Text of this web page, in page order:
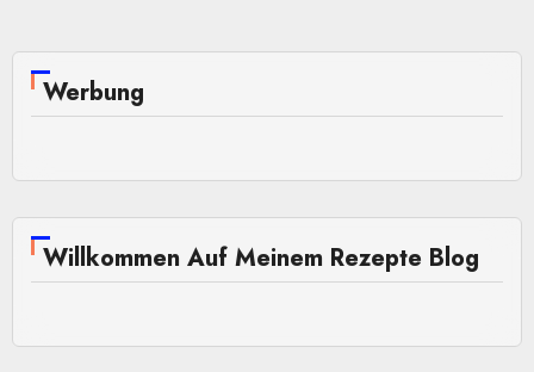
Werbung
Willkommen Auf Meinem Rezepte Blog